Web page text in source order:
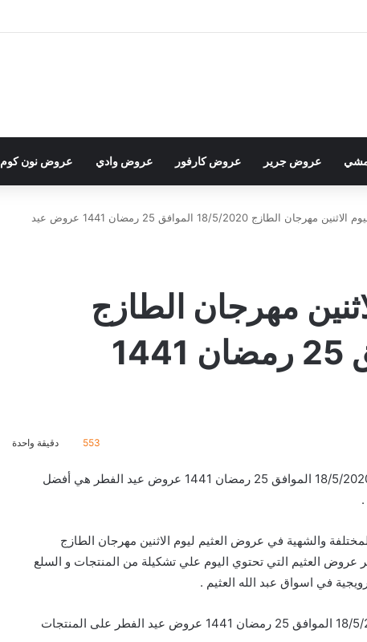
عروض جرير عروض كارفور عروض وادي عروض نون كوم
عروض العثيم ليوم الاثنين مهرجان الطازج 18/5/2020 الموافق 25 رمضان 1441 عروض عيد
مهرجان الطازج
18/5/2020 الموافق 25 رمضان 1441
553 دقيقة واحدة
تخفيضات و عروض العثيم ليوم الاثنين مهرجان الطازج 18/5/2020 الموافق 25 رمضان 1441 عروض عيد الفطر هي أفضل
والشهية في عروض العثيم ليوم الاثنين مهرجان الطازج
1441 عروض عيد الفطر عروض العثيم التي تحتوي اليوم علي تشكيلة من المنتجات و السلع
في اسواق عبد الله العثيم .
وتشمل عروض العثيم ليوم الاثنين مهرجان الطازج 18/5/2020 الموافق 25 رمضان 1441 عروض عيد الفطر على المنتجات